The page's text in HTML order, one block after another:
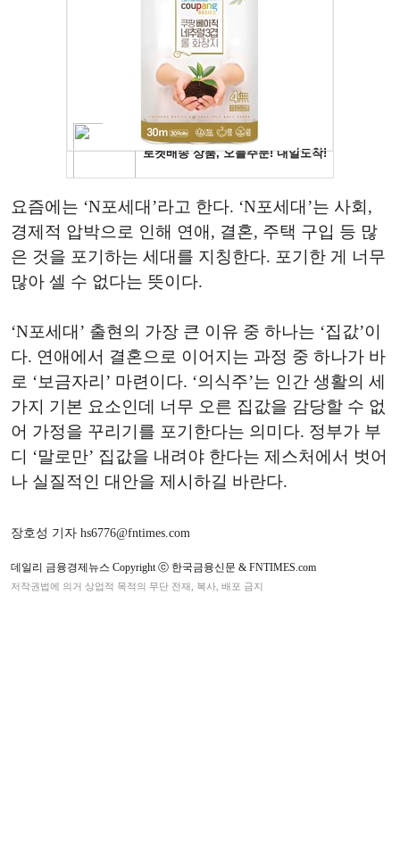
요즘에는 ‘N포세대’라고 한다. ‘N포세대’는 사회,
경제적 압박으로 인해 연애, 결혼, 주택 구입 등 많
은 것을 포기하는 세대를 지칭한다. 포기한 게 너무
많아 셀 수 없다는 뜻이다.
‘N포세대’ 출현의 가장 큰 이유 중 하나는 ‘집값’이
다. 연애에서 결혼으로 이어지는 과정 중 하나가 바
로 ‘보금자리’ 마련이다. ‘의식주’는 인간 생활의 세
가지 기본 요소인데 너무 오른 집값을 감당할 수 없
어 가정을 꾸리기를 포기한다는 의미다. 정부가 부
디 ‘말로만’ 집값을 내려야 한다는 제스처에서 벗어
나 실질적인 대안을 제시하길 바란다.
장호성 기자 hs6776@fntimes.com
데일리 금융경제뉴스 Copyright ⓒ 한국금융신문 & FNTIMES.com
저작권법에 의거 상업적 목적의 무단 전재, 복사, 배포 금지